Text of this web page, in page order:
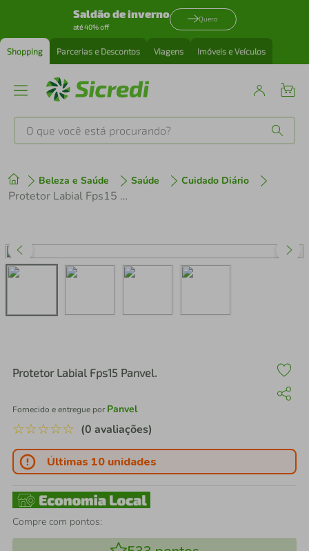
Saldão de inverno
até 40% off
Quero
Shopping Parcerias e Descontos Viagens Imóveis e Veículos
O que você está procurando?
Beleza e Saúde Saúde Cuidado Diário
Protetor Labial Fps15 Panvel.
Protetor Labial Fps15 Panvel.
Fornecido e entregue por Panvel
☆☆☆☆☆ (0 avaliações)
Últimas 10 unidades
Compre com pontos:
1º tenis
perfume